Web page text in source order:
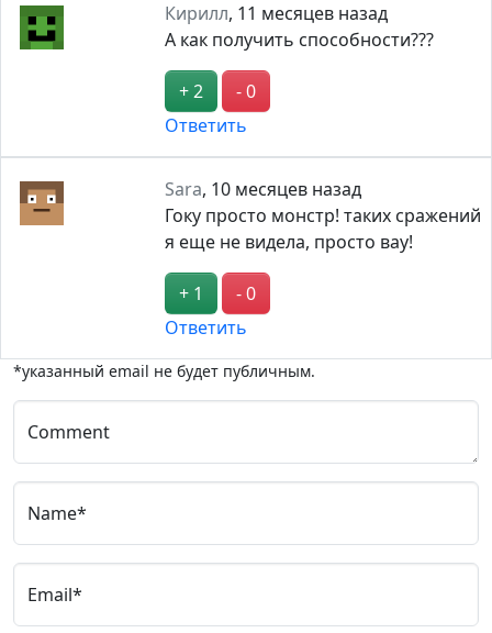
Кирилл, 11 месяцев назад
А как получить способности???
+ 2
- 0
Ответить
Sara, 10 месяцев назад
Гоку просто монстр! таких сражений
я еще не видела, просто вау!
+ 1
- 0
Ответить
*указанный email не будет публичным.
Comment
Name*
Email*